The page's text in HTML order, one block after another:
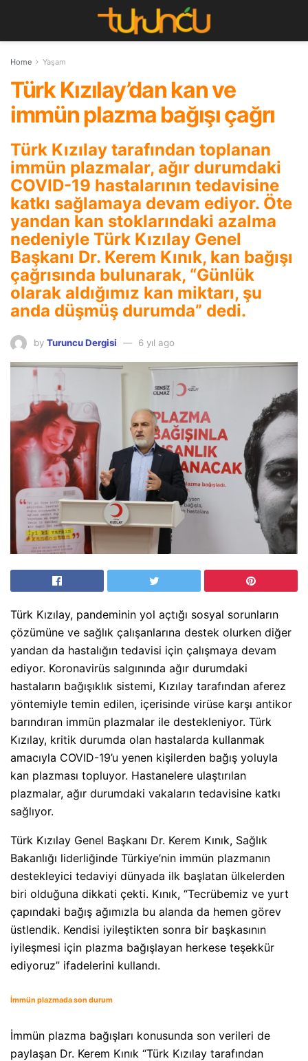
Home Yaşam
Türk Kızılay’dan kan ve
immün plazma bağışı çağrı
Türk Kızılay tarafından toplanan
immün plazmalar, ağır durumdaki
COVID-19 hastalarının tedavisine
katkı sağlamaya devam ediyor. Öte
yandan kan stoklarındaki azalma
nedeniyle Türk Kızılay Genel
Başkanı Dr. Kerem Kınık, kan bağışı
çağrısında bulunarak, “Günlük
olarak aldığımız kan miktarı, şu
anda düşmüş durumda” dedi.
by Turuncu Dergisi 6 yıl ago
Türk Kızılay, pandeminin yol açtığı sosyal sorunların
çözümüne ve sağlık çalışanlarına destek olurken diğer
yandan da hastalığın tedavisi için çalışmaya devam
ediyor. Koronavirüs salgınında ağır durumdaki
hastaların bağışıklık sistemi, Kızılay tarafından aferez
yöntemiyle temin edilen, içerisinde virüse karşı antikor
barındıran immün plazmalar ile destekleniyor. Türk
Kızılay, kritik durumda olan hastalarda kullanmak
amacıyla COVID-19’u yenen kişilerden bağış yoluyla
kan plazması topluyor. Hastanelere ulaştırılan
plazmalar, ağır durumdaki vakaların tedavisine katkı
sağlıyor.
Türk Kızılay Genel Başkanı Dr. Kerem Kınık, Sağlık
Bakanlığı liderliğinde Türkiye’nin immün plazmanın
destekleyici tedaviyi dünyada ilk başlatan ülkelerden
biri olduğuna dikkati çekti. Kınık, “Tecrübemiz ve yurt
çapındaki bağış ağımızla bu alanda da hemen görev
üstlendik. Kendisi iyileştikten sonra bir başkasının
iyileşmesi için plazma bağışlayan herkese teşekkür
ediyoruz” ifadelerini kullandı.
İmmün plazmada son durum
İmmün plazma bağışları konusunda son verileri de
paylaşan Dr. Kerem Kınık “Türk Kızılay tarafından